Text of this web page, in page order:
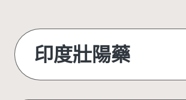
content
印度壯陽藥